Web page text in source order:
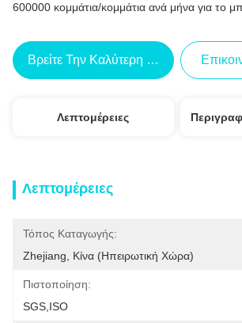
600000 κομμάτια/κομμάτια ανά μήνα για το
Βρείτε Την Καλύτερη Τιμή
Λεπτομέρειες
Λεπτομέρειες
Τόπος Καταγωγής:
Zhejiang, Κίνα (ηπειρωτική Χώρα)
Πιστοποίηση:
SGS,ISO